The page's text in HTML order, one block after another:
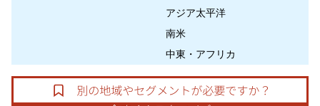
アジア太平洋
南米
中東・アフリカ